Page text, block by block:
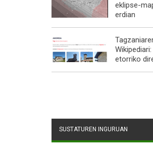
eklipse-
erdian
etorriko
SUSTATUREN INGURUAN